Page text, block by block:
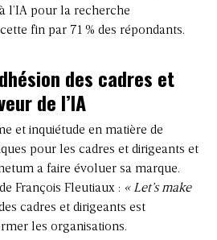
l’IA pour la recherche
fin par 71 % des répondants.
des cadres et
de l’IA
et inquiétude en matière de
pour les cadres et dirigeants et
a faire évoluer sa marque.
François Fleutiaux : « Let’s make
cadres et dirigeants est
les organisations.